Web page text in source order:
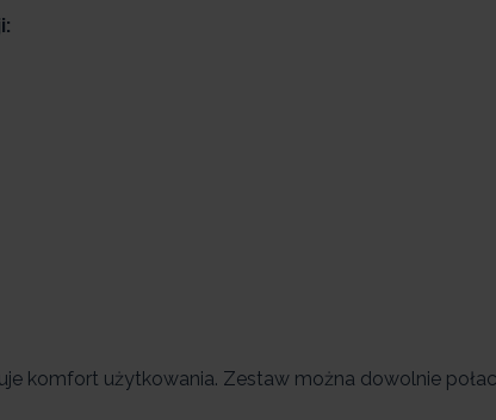
komfort użytkowania. Zestaw można dowolnie